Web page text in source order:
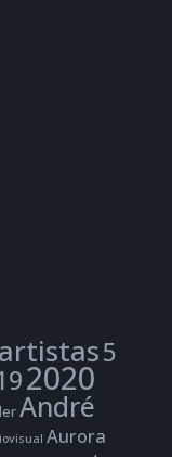
5
2020
André
Aurora